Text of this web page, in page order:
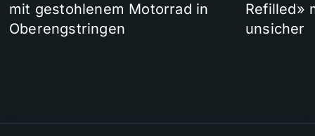
mit gestohlenem Motorrad in
Oberengstringen
Refilled»
unsicher